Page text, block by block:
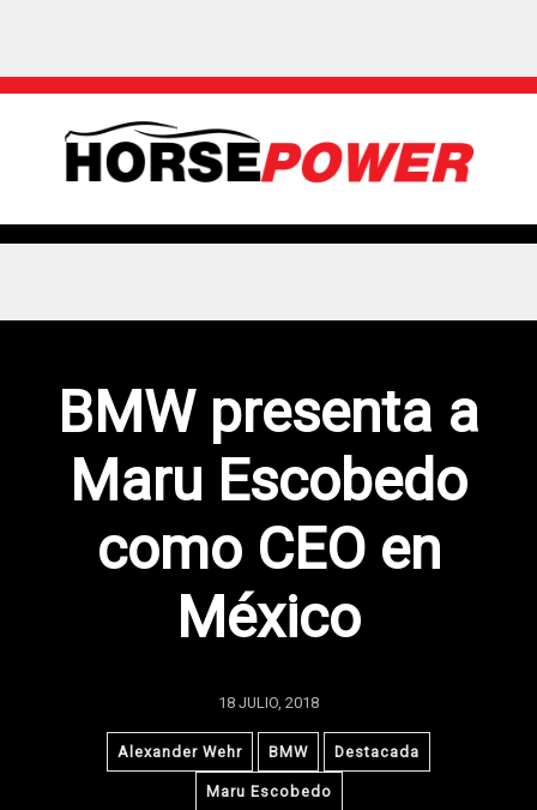
BMW presenta a
Maru Escobedo
como CEO en
México
18 JULIO, 2018
Alexander Wehr BMW Destacada
Maru Escobedo